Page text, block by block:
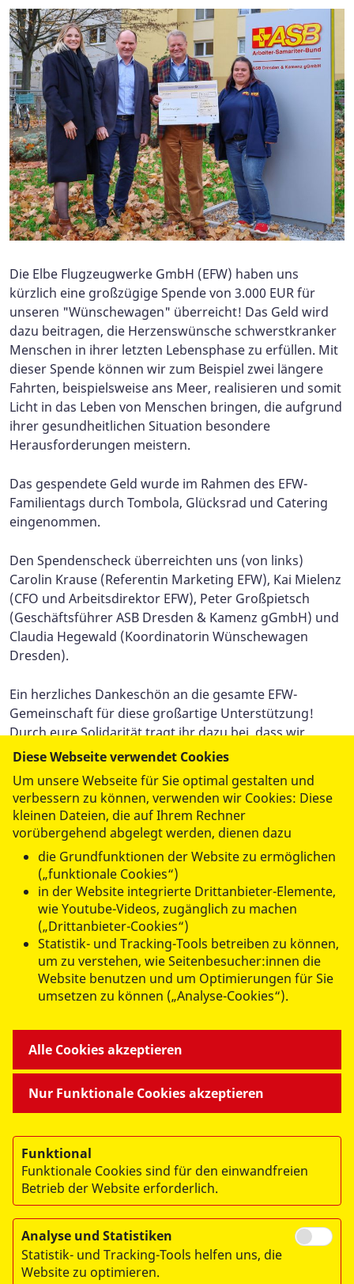
Die Elbe Flugzeugwerke GmbH (EFW) haben uns
kürzlich eine großzügige Spende von 3.000 EUR für
unseren "Wünschewagen" überreicht! Das Geld wird
dazu beitragen, die Herzenswünsche schwerstkranker
Menschen in ihrer letzten Lebensphase zu erfüllen. Mit
dieser Spende können wir zum Beispiel zwei längere
Fahrten, beispielsweise ans Meer, realisieren und somit
Licht in das Leben von Menschen bringen, die aufgrund
ihrer gesundheitlichen Situation besondere
Herausforderungen meistern.
Das gespendete Geld wurde im Rahmen des EFW-
Familientags durch Tombola, Glücksrad und Catering
eingenommen.
Den Spendenscheck überreichten uns (von links)
Carolin Krause (Referentin Marketing EFW), Kai Mielenz
(CFO und Arbeitsdirektor EFW), Peter Großpietsch
(Geschäftsführer ASB Dresden & Kamenz gGmbH) und
Claudia Hegewald (Koordinatorin Wünschewagen
Dresden).
Ein herzliches Dankeschön an die gesamte EFW-
Gemeinschaft für diese großartige Unterstützung!
Durch eure Solidarität tragt ihr dazu bei, dass wir
weiterhin die Lebensqualität schwerstkranker
Menschen verbessern können.
datenschutzkonform mitShariff
MITMACHEN & HELFEN
BESONDERE PROJEKTE
© 2026 ASB Dresden & Kamenz
Diese Webseite verwendet Cookies
Um unsere Webseite für Sie optimal gestalten und
verbessern zu können, verwenden wir Cookies: Diese
kleinen Dateien, die auf Ihrem Rechner
vorübergehend abgelegt werden, dienen dazu
die Grundfunktionen der Website zu ermöglichen
(„funktionale Cookies“)
in der Website integrierte Drittanbieter-Elemente,
wie Youtube-Videos, zugänglich zu machen
(„Drittanbieter-Cookies“)
Statistik- und Tracking-Tools betreiben zu können,
um zu verstehen, wie Seitenbesucher:innen die
Website benutzen und um Optimierungen für Sie
umsetzen zu können („Analyse-Cookies“).
Nur Funktionale Cookies akzeptieren
Alle Cookies akzeptieren
Funktional
Funktionale Cookies sind für den einwandfreien
Betrieb der Website erforderlich.
Analyse und Statistiken
Statistik- und Tracking-Tools helfen uns, die
Website zu optimieren.